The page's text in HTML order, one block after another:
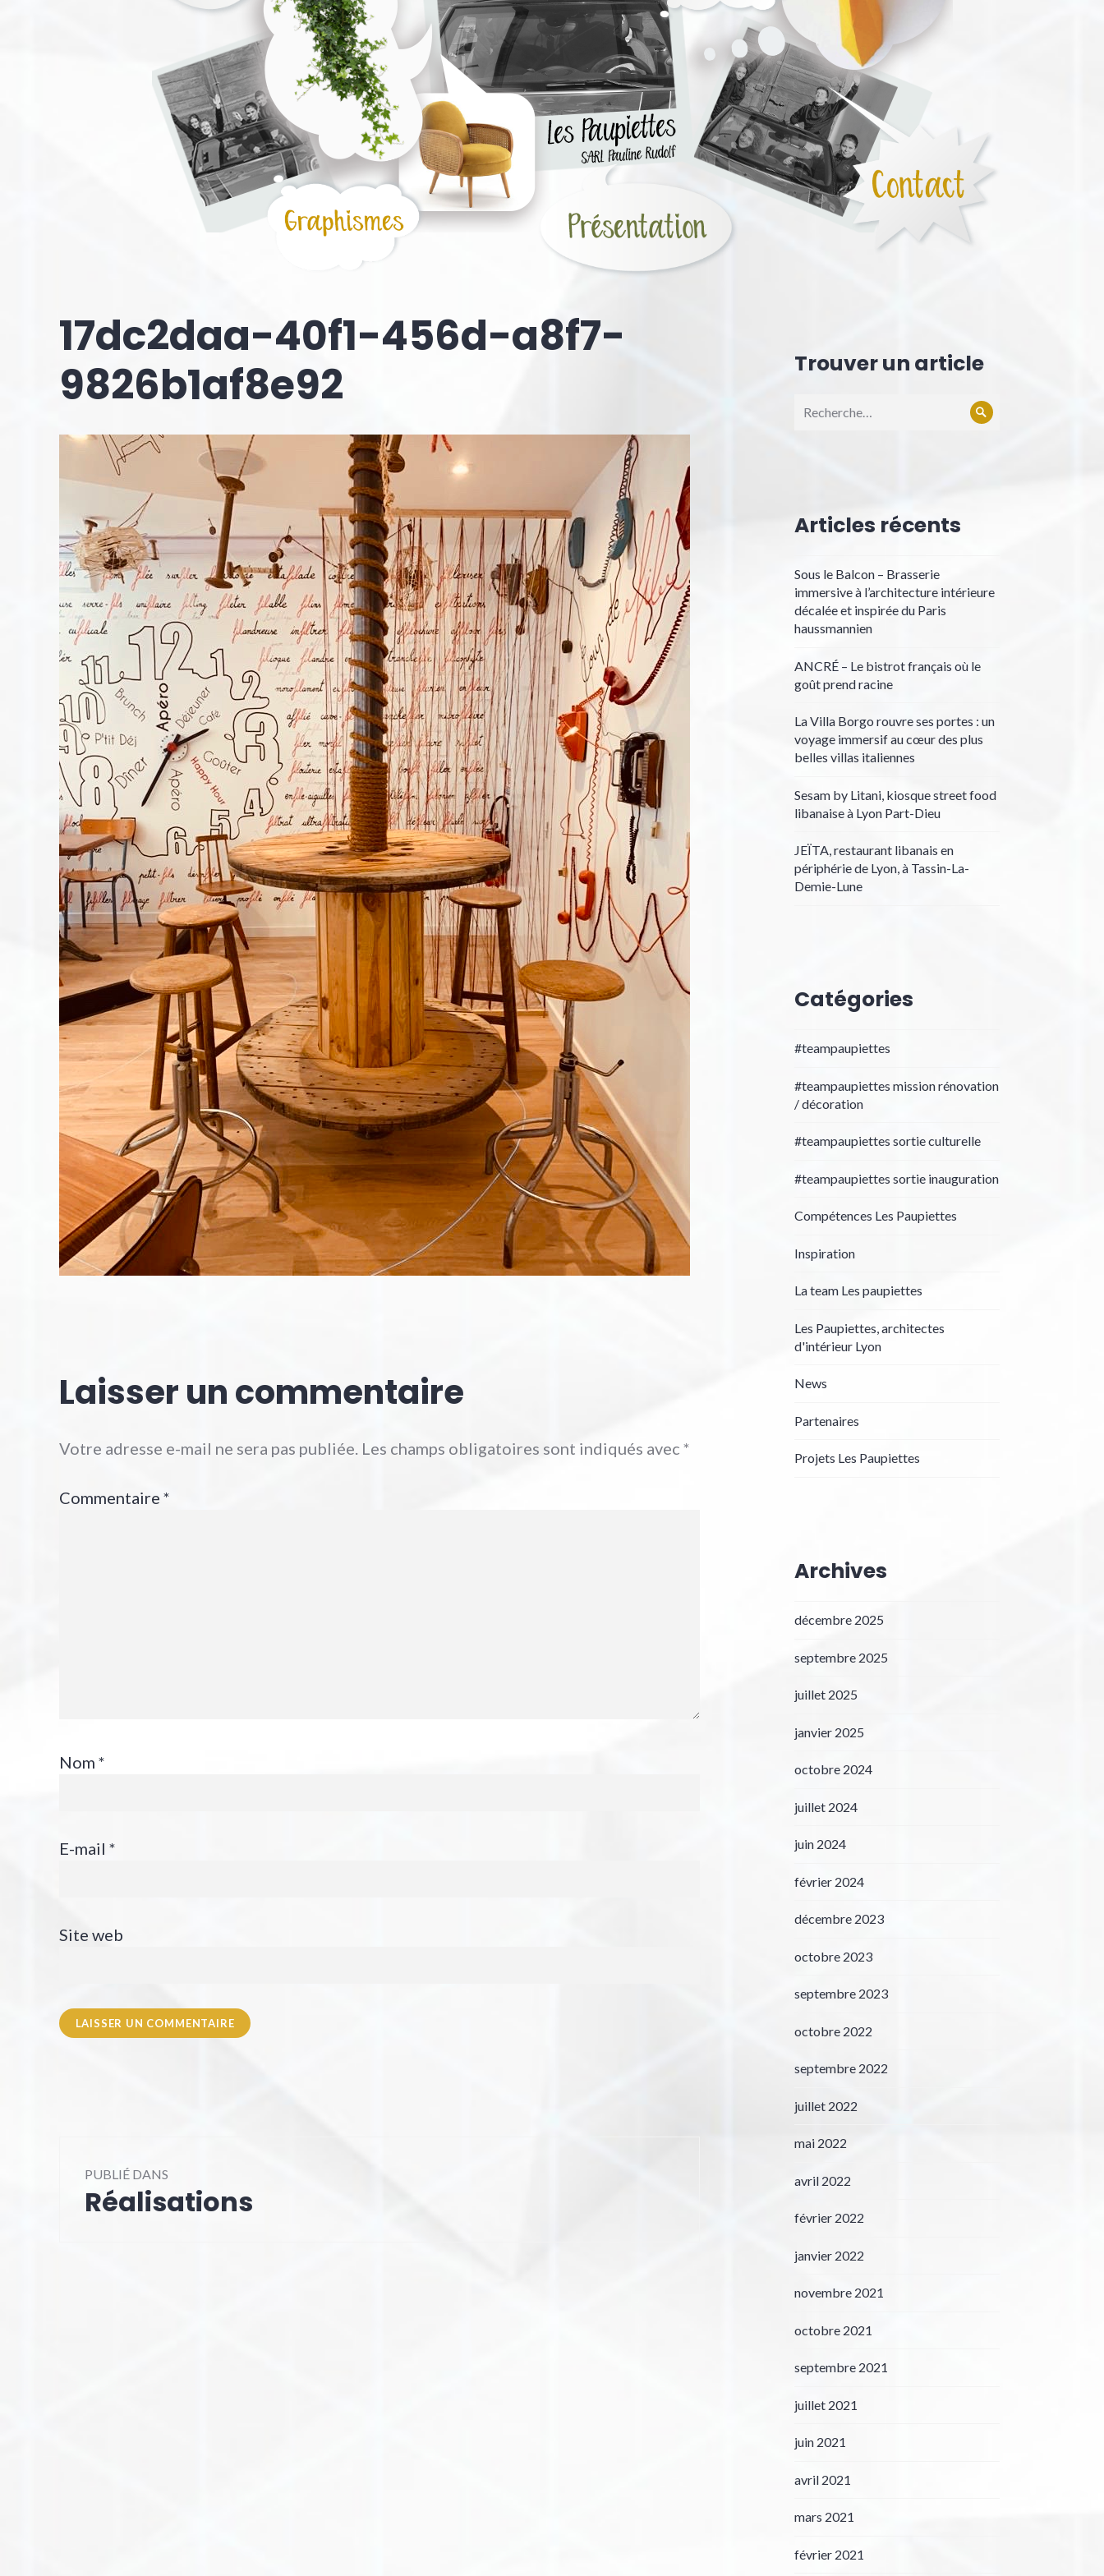
17dc2daa-40f1-456d-a8f7-
9826b1af8e92
Laisser un commentaire
Votre adresse e-mail ne sera pas publiée. Les champs obligatoires sont indiqués avec *
Commentaire *
Nom *
E-mail *
Site web
de
PUBLIÉ DANS
Réalisations
Trouver un article
pour :
Rechercher
Articles récents
Sous le Balcon – Brasserie
immersive à l’architecture intérieure
décalée et inspirée du Paris
haussmannien
ANCRÉ – Le bistrot français où le
goût prend racine
La Villa Borgo rouvre ses portes : un
voyage immersif au cœur des plus
belles villas italiennes
Sesam by Litani, kiosque street food
libanaise à Lyon Part-Dieu
JEÏTA, restaurant libanais en
périphérie de Lyon, à Tassin-La-
Demie-Lune
Catégories
#teampaupiettes
#teampaupiettes mission rénovation
/ décoration
#teampaupiettes sortie culturelle
#teampaupiettes sortie inauguration
Compétences Les Paupiettes
Inspiration
La team Les paupiettes
Les Paupiettes, architectes
d'intérieur Lyon
News
Partenaires
Projets Les Paupiettes
Archives
décembre 2025
septembre 2025
juillet 2025
janvier 2025
octobre 2024
juillet 2024
juin 2024
février 2024
décembre 2023
octobre 2023
septembre 2023
octobre 2022
septembre 2022
juillet 2022
mai 2022
avril 2022
février 2022
janvier 2022
novembre 2021
octobre 2021
septembre 2021
juillet 2021
juin 2021
avril 2021
mars 2021
février 2021